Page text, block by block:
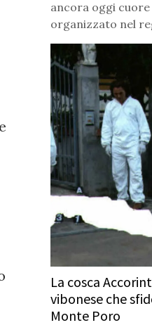
ancora oggi
organizzato nel
La cosca
vibonese che
Monte Poro